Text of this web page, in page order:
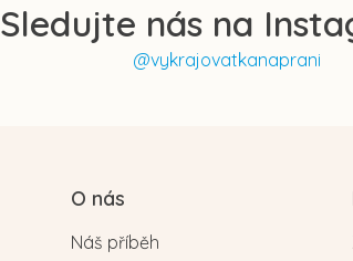
Sledujte nás na
@vykrajovatkanaprani
O nás
Náš příběh